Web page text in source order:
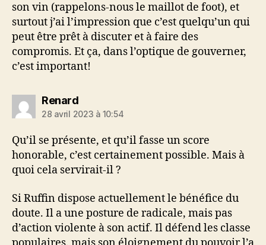
son vin (rappelons-nous le maillot de foot), et
surtout j’ai l’impression que c’est quelqu’un qui
peut être prêt à discuter et à faire des
compromis. Et ça, dans l’optique de gouverner,
c’est important!
Renarddit :
28 avril 2023 à 10:54
Qu’il se présente, et qu’il fasse un score
honorable, c’est certainement possible. Mais à
quoi cela servirait-il ?
Si Ruffin dispose actuellement le bénéfice du
doute. Il a une posture de radicale, mais pas
d’action violente à son actif. Il défend les classe